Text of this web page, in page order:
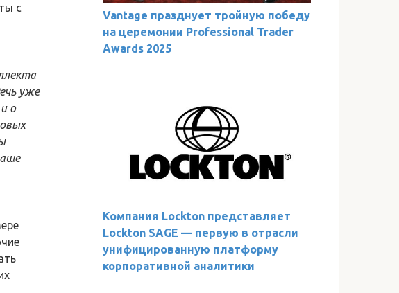
с
уже
о
Vantage празднует тройную победу
на церемонии Professional Trader
Awards 2025
Компания Lockton представляет
Lockton SAGE — первую в отрасли
унифицированную платформу
корпоративной аналитики